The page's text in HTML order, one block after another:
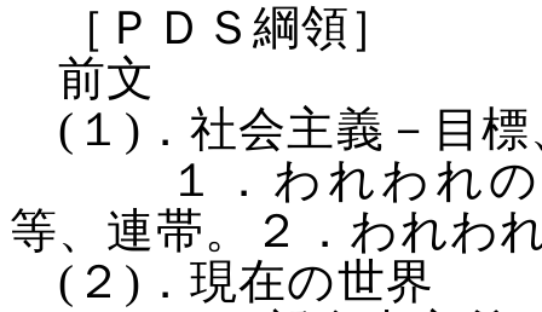
［ＰＤＳ綱領］
前文
( １ ) ．社会主義－目
１．われわれの目
等、連帯。２．われわ
( ２ ) ．現在の世界